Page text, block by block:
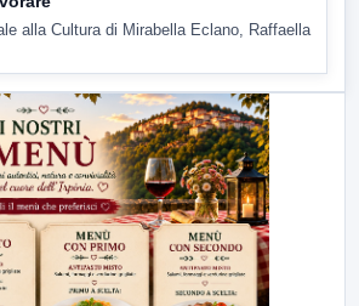
alla Cultura di Mirabella Eclano, Raffaella